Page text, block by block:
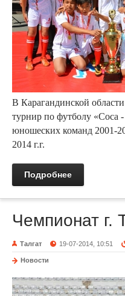
В Карагандинской
турнир по футболу «Соса
юношеских команд 2001-
2014 г.г.
Подробнее
Чемпионат г.
Талгат 19-07-2014, 10:51
Новости